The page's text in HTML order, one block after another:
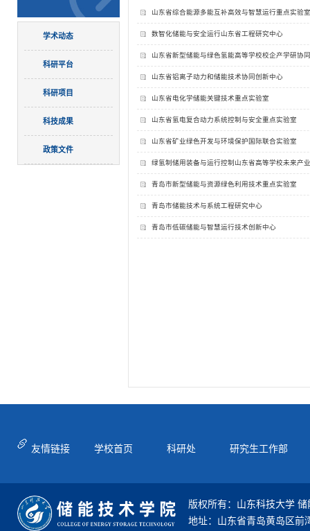
学术动态
科研平台
科研项目
科技成果
政策文件
山东省综合能源多能互补高效与智慧运行重点实验
数智化储能与安全运行山东省工程研究中心
山东省新型储能与绿色氢能高等学校校企产学研协
山东省铝离子动力和储能技术协同创新中心
山东省电化学储能关键技术重点实验室
山东省氢电复合动力系统控制与安全重点实验室
山东省矿业绿色开发与环境保护国际联合实验室
绿氢制储用装备与运行控制山东省高等学校未来产
青岛市新型储能与资源绿色利用技术重点实验室
青岛市储能技术与系统工程研究中心
青岛市低碳储能与智慧运行技术创新中心
友情链接 学校首页 科研处 研究生工作部
版权所有：山东科技大学
地址：山东省青岛黄岛区前